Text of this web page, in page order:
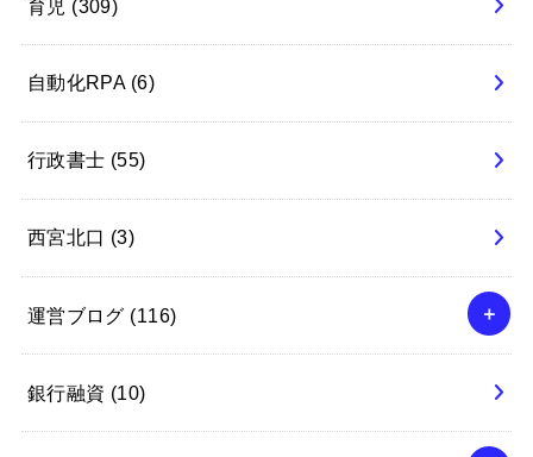
育児 (309)
自動化RPA (6)
行政書士 (55)
西宮北口 (3)
運営ブログ (116)
銀行融資 (10)